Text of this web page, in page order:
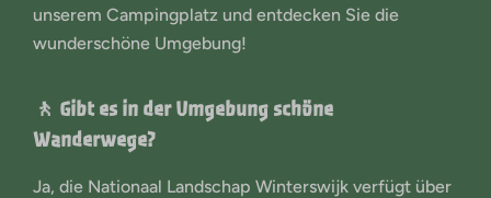
unserem Campingplatz und entdecken Sie die
wunderschöne Umgebung!
🚶 Gibt es in der Umgebung schöne
Wanderwege?
Ja, die Nationaal Landschap Winterswijk verfügt über